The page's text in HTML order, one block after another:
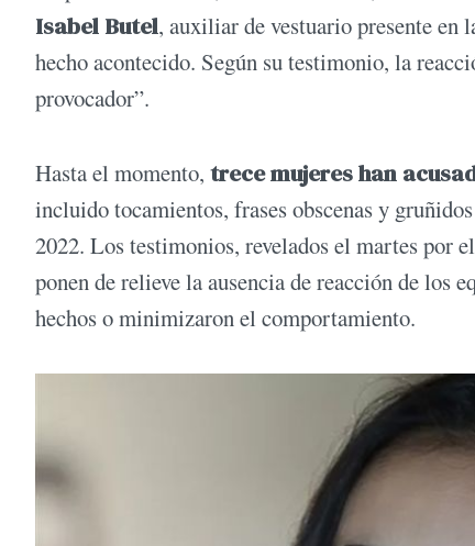
Isabel Butel, auxiliar de vestuario presente en
hecho acontecido. Según su testimonio, la
provocador”.
Hasta el momento, trece mujeres han
incluido tocamientos, frases obscenas y
2022. Los testimonios, revelados el martes por
ponen de relieve la ausencia de reacción de los
hechos o minimizaron el comportamiento.